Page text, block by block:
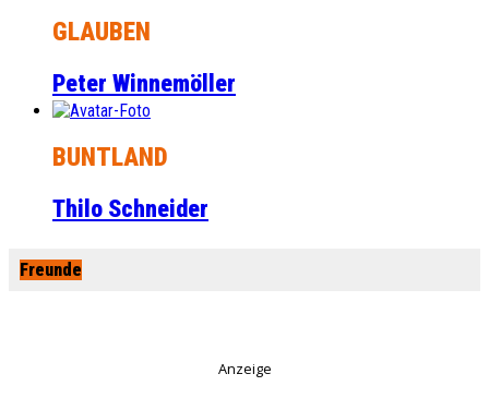
GLAUBEN
Peter Winnemöller
BUNTLAND
Thilo Schneider
Freunde
Anzeige